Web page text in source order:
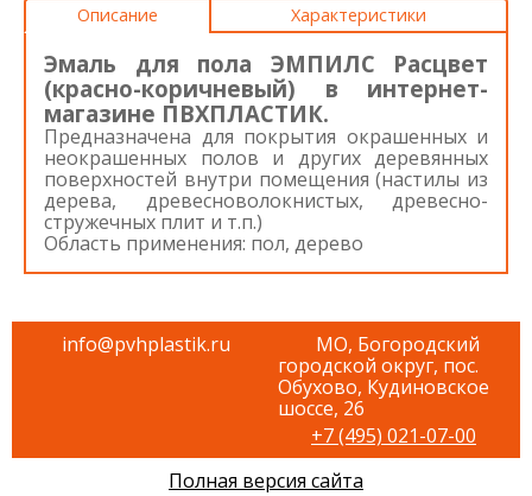
Описание Характеристики
Эмаль для пола ЭМПИЛС Расцвет
(красно-коричневый) в интернет-
магазине ПВХПЛАСТИК.
Предназначена для покрытия окрашенных и
неокрашенных полов и других деревянных
поверхностей внутри помещения (настилы из
дерева, древесноволокнистых, древесно-
стружечных плит и т.п.)
Область применения: пол, дерево
info@pvhplastik.ru
МО, Богородский
городской округ, пос.
Обухово, Кудиновское
шоссе, 26
+7 (495) 021-07-00
Полная версия сайта